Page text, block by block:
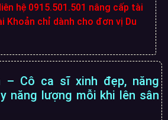
hệ 0915.501.501 nâng cấp tài
Khoản chỉ dành cho đơn vị Du
– Cô ca sĩ xinh đẹp, năng
năng lượng mỗi khi lên sân